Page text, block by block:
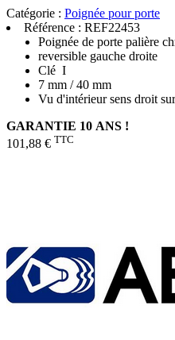
Catégorie : Poignée pour porte
Référence : REF22453
Poignée de porte palière
reversible gauche droite
Clé I
7 mm / 40 mm
Vu d'intérieur sens droit
GARANTIE 10 ANS !
101,88 € TTC